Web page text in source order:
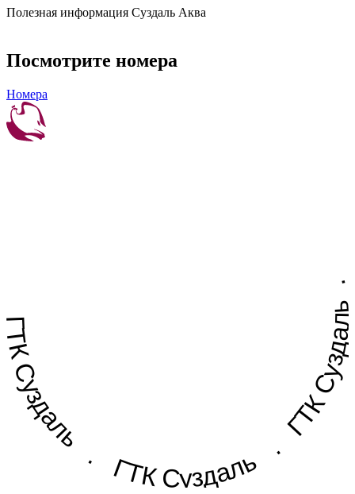
Полезная информация Суздаль Аква
Посмотрите номера
Номера
ГТК Суздаль . ГТК Суздаль . ГТК Суздаль .